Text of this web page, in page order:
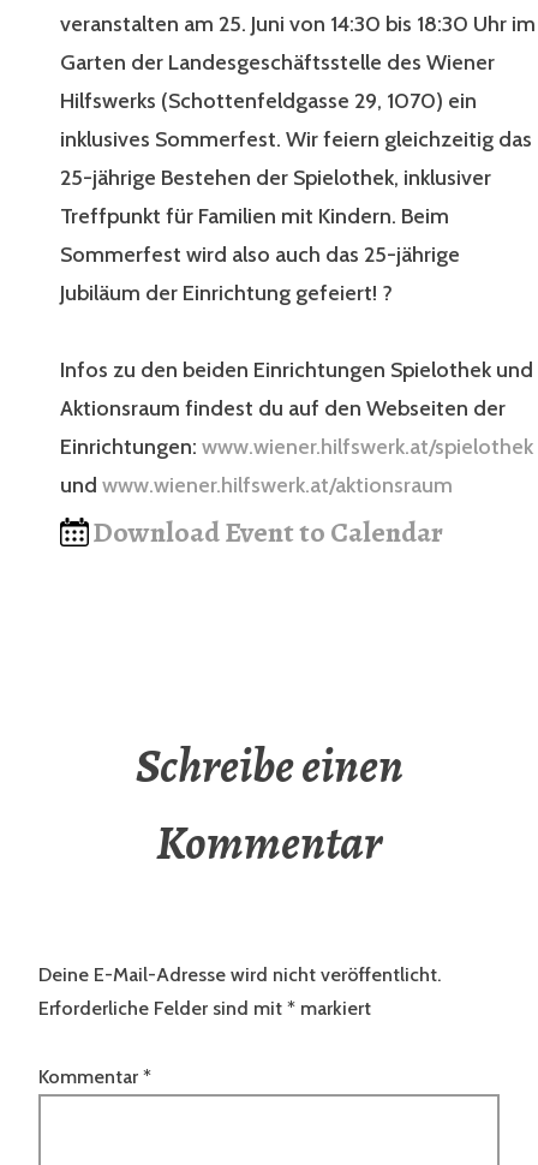
veranstalten am 25. Juni von 14:30 bis 18:30 Uhr im
Garten der Landesgeschäftsstelle des Wiener
Hilfswerks (Schottenfeldgasse 29, 1070) ein
inklusives Sommerfest. Wir feiern gleichzeitig das
25-jährige Bestehen der Spielothek, inklusiver
Treffpunkt für Familien mit Kindern. Beim
Sommerfest wird also auch das 25-jährige
Jubiläum der Einrichtung gefeiert! ?
Infos zu den beiden Einrichtungen Spielothek und
Aktionsraum findest du auf den Webseiten der
Einrichtungen: www.wiener.hilfswerk.at/spielothek
und www.wiener.hilfswerk.at/aktionsraum
Download Event to Calendar
Schreibe einen
Kommentar
Deine E-Mail-Adresse wird nicht veröffentlicht.
Erforderliche Felder sind mit * markiert
Kommentar *